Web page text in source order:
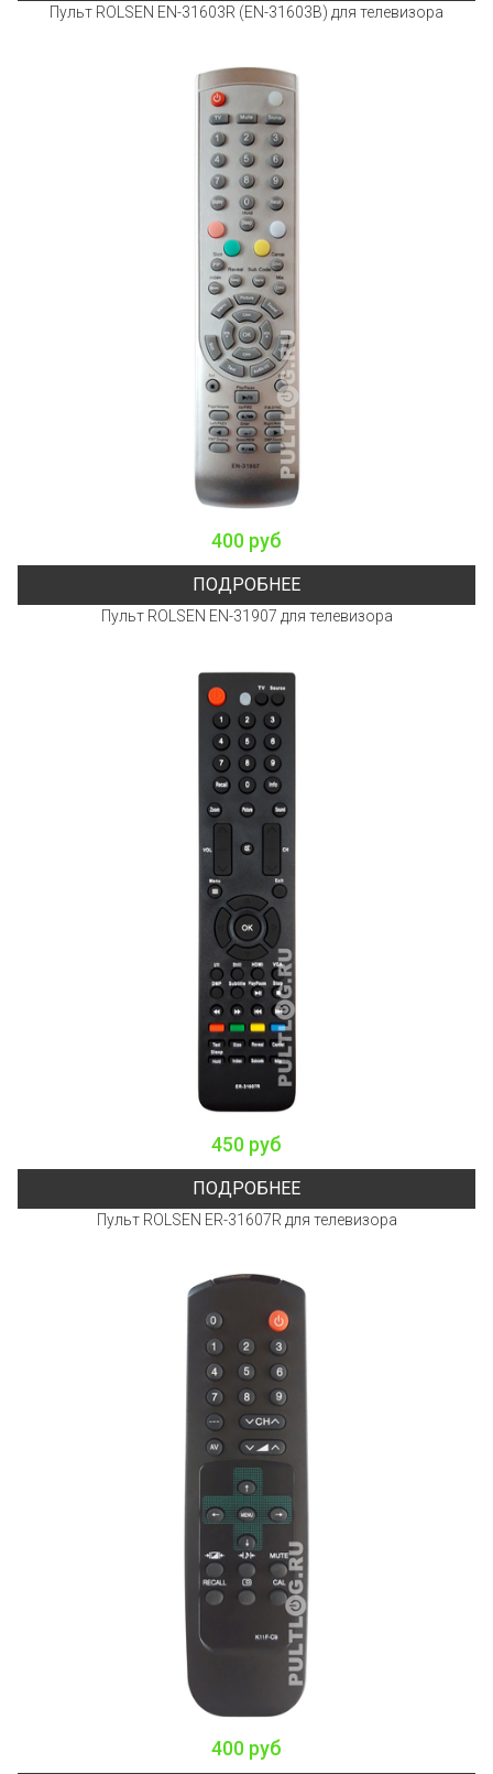
Пульт ROLSEN EN-31603R (EN-31603B) для телевизора
400 руб
ПОДРОБНЕЕ
Пульт ROLSEN EN-31907 для телевизора
450 руб
ПОДРОБНЕЕ
Пульт ROLSEN ER-31607R для телевизора
400 руб